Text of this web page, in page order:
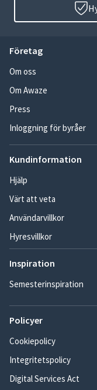
Företag
Om oss
Om Awaze
Press
Inloggning för byråer
Kundinformation
Hjälp
Värt att veta
Användarvillkor
Hyresvillkor
Inspiration
Semesterinspiration
Policyer
Cookiepolicy
Integritetspolicy
Digital Services Act